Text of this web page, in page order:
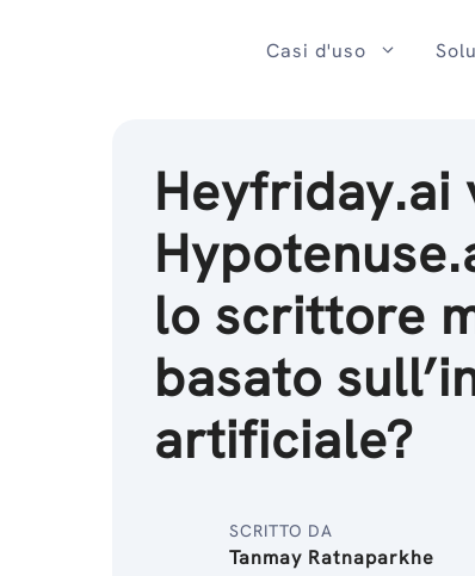
Casi d'uso
Heyfriday.ai
lo scrittore
basato
artificiale?
SCRITTO DA
Tanmay Ratnaparkhe